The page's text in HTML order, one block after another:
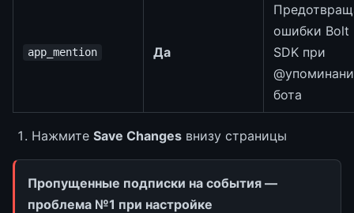
app_mention Да
ошибки Bolt
SDK при
бота
Нажмите Save Changes внизу страницы
Пропущенные подписки на события —
проблема №1 при настройке